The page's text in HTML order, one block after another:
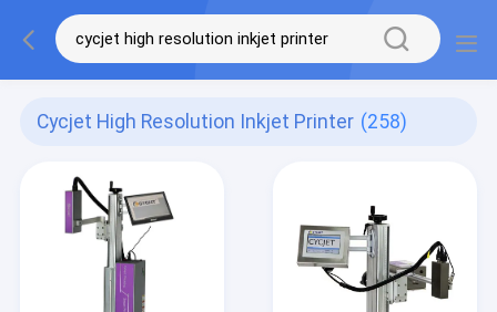
Cycjet High Resolution Inkjet Printer (258)